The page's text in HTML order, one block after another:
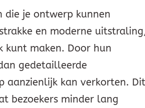
die je ontwerp kunnen
en moderne
kunt maken. Door hun
gedetailleerde
aanzienlijk kan verkorten.
bezoekers minder lang